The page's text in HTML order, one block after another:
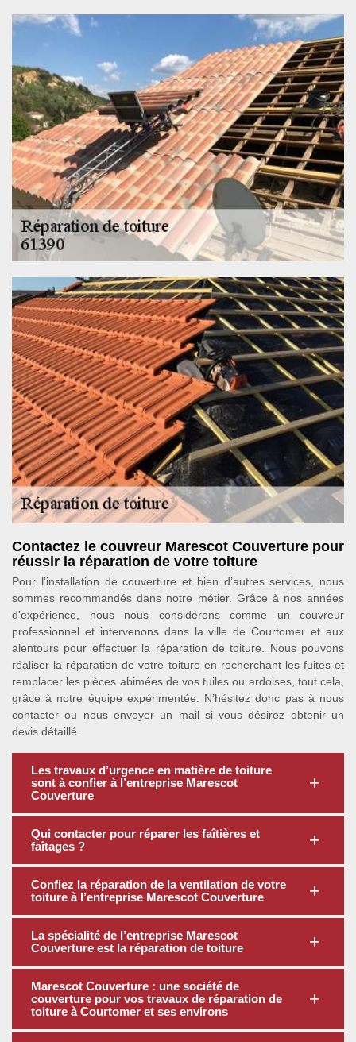
Contactez le couvreur Marescot Couverture pour
réussir la réparation de votre toiture
Pour l’installation de couverture et bien d’autres services, nous
sommes recommandés dans notre métier. Grâce à nos années
d’expérience, nous nous considérons comme un couvreur
professionnel et intervenons dans la ville de Courtomer et aux
alentours pour effectuer la réparation de toiture. Nous pouvons
réaliser la réparation de votre toiture en recherchant les fuites et
remplacer les pièces abimées de vos tuiles ou ardoises, tout cela,
grâce à notre équipe expérimentée. N’hésitez donc pas à nous
contacter ou nous envoyer un mail si vous désirez obtenir un
devis détaillé.
Les travaux d’urgence en matière de toiture
sont à confier à l’entreprise Marescot
Couverture
Qui contacter pour réparer les faîtières et
faîtages ?
Confiez la réparation de la ventilation de votre
toiture à l’entreprise Marescot Couverture
La spécialité de l’entreprise Marescot
Couverture est la réparation de toiture
Marescot Couverture : une société de
couverture pour vos travaux de réparation de
toiture à Courtomer et ses environs